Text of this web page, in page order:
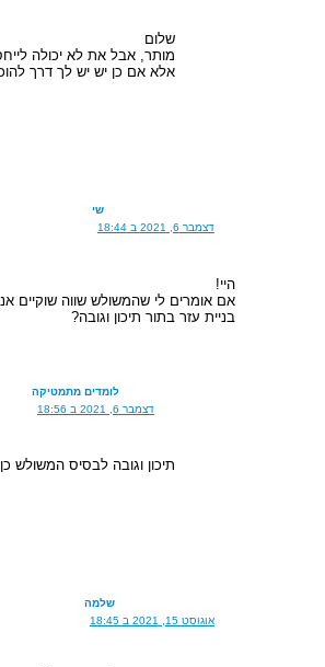
שלום
אלא אם כן יש יש לך דרך
שי
דצמבר 6, 2021 ב 18:44
היי!
אם אומרים לי שהמשולש שווה שוקיים
בניית עזר בתור תיכון וגובה?
לומדים מתמטיקה
דצמבר 6, 2021 ב 18:56
תיכון וגובה לבסיס המשולש
שלמה
אוגוסט 15, 2021 ב 18:45